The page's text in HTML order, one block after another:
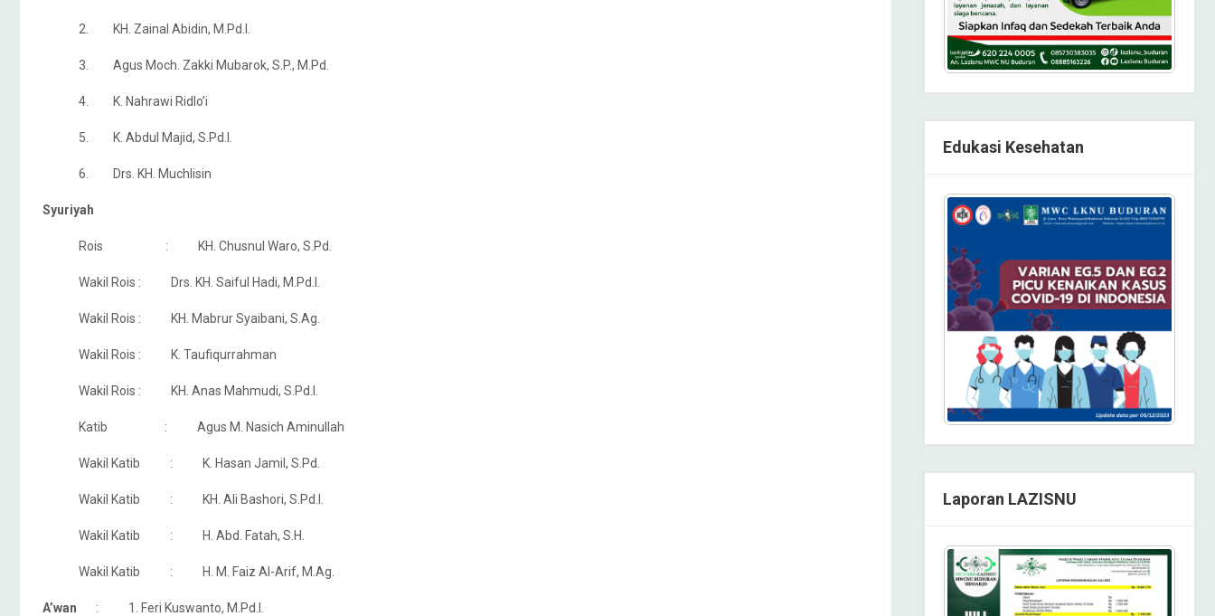
2. KH. Zainal Abidin, M.Pd.I.
3. Agus Moch. Zakki Mubarok, S.P., M.Pd.
4. K. Nahrawi Ridlo’i
5. K. Abdul Majid, S.Pd.I.
6. Drs. KH. Muchlisin
Syuriyah
Rois : KH. Chusnul Waro, S.Pd.
Wakil Rois : Drs. KH. Saiful Hadi, M.Pd.I.
Wakil Rois : KH. Mabrur Syaibani, S.Ag.
Wakil Rois : K. Taufiqurrahman
Wakil Rois : KH. Anas Mahmudi, S.Pd.I.
Katib : Agus M. Nasich Aminullah
Wakil Katib : K. Hasan Jamil, S.Pd.
Wakil Katib : KH. Ali Bashori, S.Pd.I.
Wakil Katib : H. Abd. Fatah, S.H.
Wakil Katib : H. M. Faiz Al-Arif, M.Ag.
A’wan : 1. Feri Kuswanto, M.Pd.I.
Edukasi Kesehatan
Laporan LAZISNU